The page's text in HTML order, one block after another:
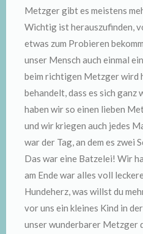
Metzger gibt es meistens
Wichtig ist herauszufinden,
etwas zum Probieren
unser Mensch auch einmal
beim richtigen Metzger wird
behandelt, dass es sich
haben wir so einen lieben
und wir kriegen auch jedes
war der Tag, an dem es zwei
Das war eine Batzelei! Wir
am Ende war alles voll
Hundeherz, was willst du
vor uns ein kleines Kind in
unser wunderbarer Metzger